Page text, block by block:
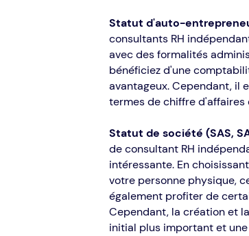
Statut d'auto-
consultants RH
avec des formalités
bénéficiez d'une
avantageux. Cependant, il
termes de chiffre
Statut de société (SAS,
de consultant RH
intéressante. En
votre personne physique,
également profiter de
Cependant, la création et
initial plus important et